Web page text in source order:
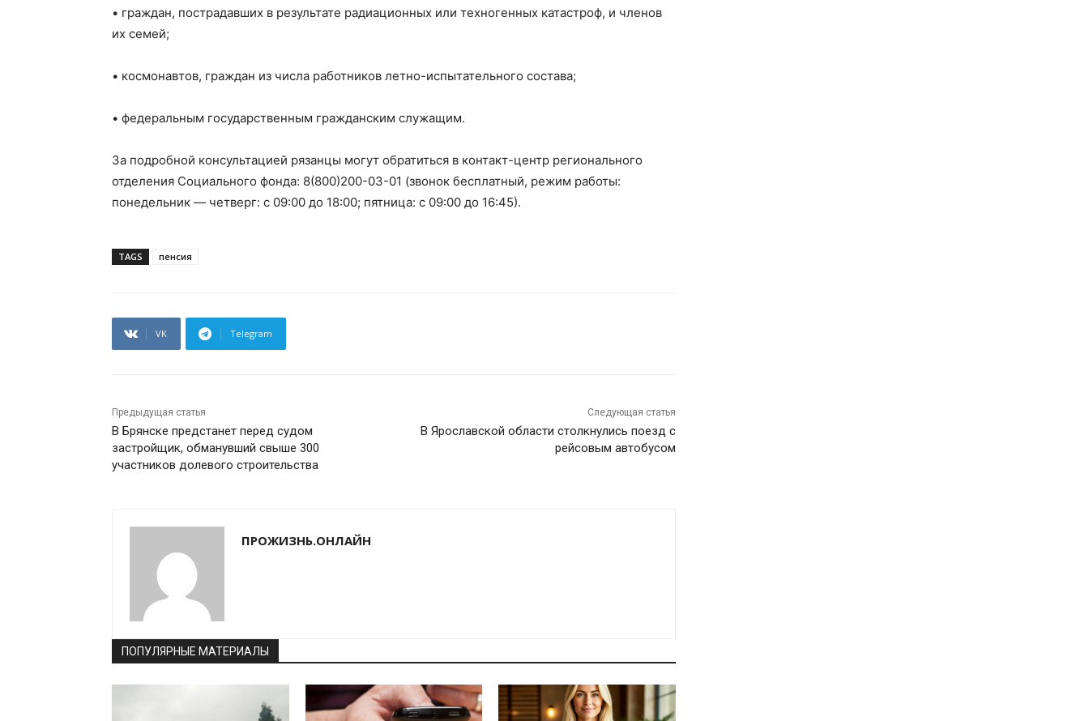
• граждан, пострадавших в результате радиационных или техногенных катастроф, и членов
их семей;
• космонавтов, граждан из числа работников летно-испытательного состава;
• федеральным государственным гражданским служащим.
За подробной консультацией рязанцы могут обратиться в контакт-центр регионального
отделения Социального фонда: 8(800)200-03-01 (звонок бесплатный, режим работы:
понедельник — четверг: с 09:00 до 18:00; пятница: с 09:00 до 16:45).
TAGS пенсия
VK Telegram
Предыдущая статья
В Брянске предстанет перед судом
застройщик, обманувший свыше 300
участников долевого строительства
Следующая статья
В Ярославской области столкнулись поезд с
рейсовым автобусом
ПРОЖИЗНЬ.ОНЛАЙН
ПОПУЛЯРНЫЕ МАТЕРИАЛЫ